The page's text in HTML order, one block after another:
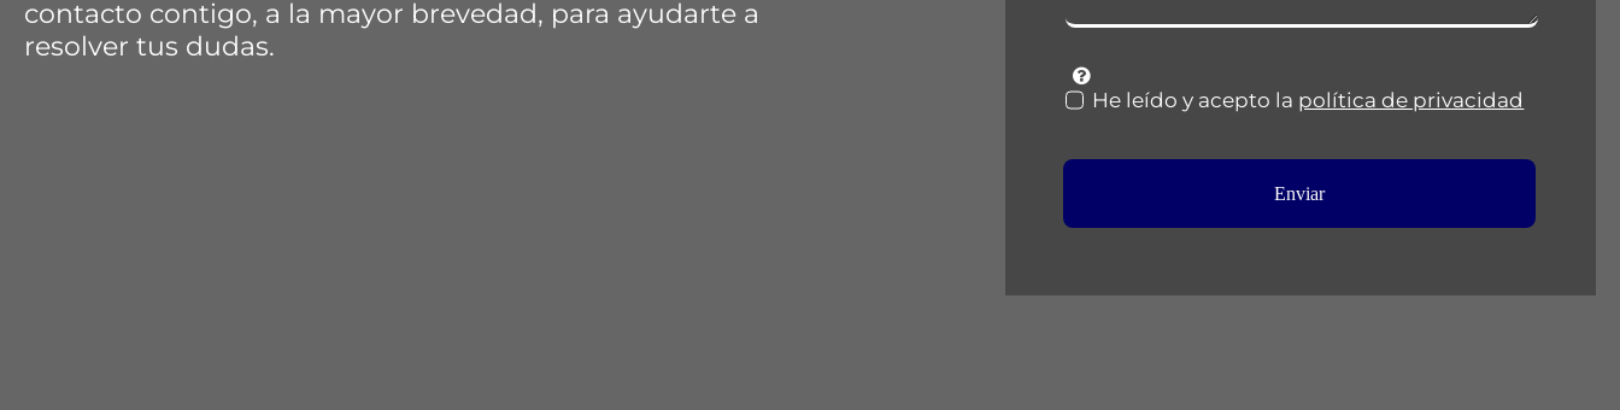
contacto contigo, a la mayor brevedad, para ayudarte a
resolver tus dudas.
He leído y acepto la política de privacidad
Enviar